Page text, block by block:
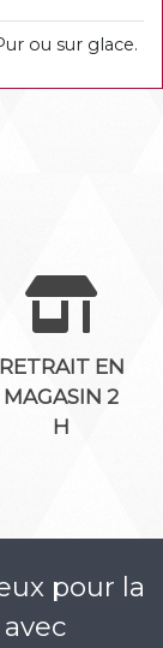
ou sur glace.
RETRAIT EN
MAGASIN 2
H
pour la